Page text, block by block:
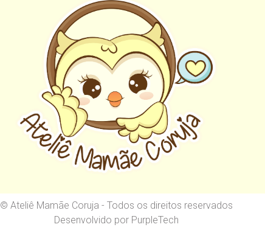
© Ateliê Mamãe Coruja - Todos os direitos reservados
Desenvolvido por PurpleTech